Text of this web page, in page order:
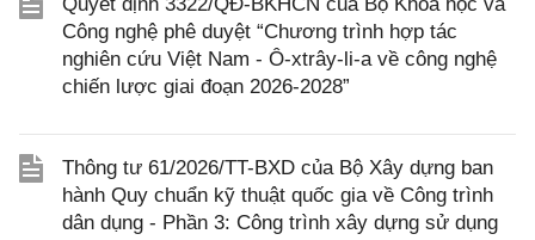
Công nghệ phê duyệt “Chương trình hợp tác
nghiên cứu Việt Nam - Ô-xtrây-li-a về công nghệ
chiến lược giai đoạn 2026-2028”
Thông tư 61/2026/TT-BXD của Bộ Xây dựng ban
hành Quy chuẩn kỹ thuật quốc gia về Công trình
dân dụng - Phần 3: Công trình xây dựng sử dụng